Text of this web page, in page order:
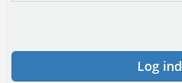
Log ind